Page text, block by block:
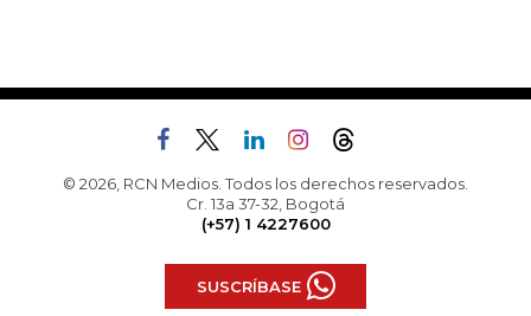
© 2026, RCN Medios. Todos los derechos reservados.
Cr. 13a 37-32, Bogotá
(+57) 1 4227600
SUSCRÍBASE